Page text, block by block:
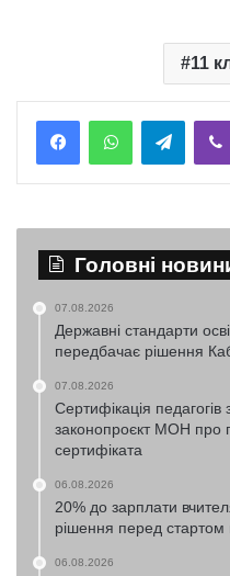
11
Головні
07.08.2026
Державні стандарти
передбачає рішення
07.08.2026
Сертифікація
законопроєкт МОН про
сертифіката
06.08.2026
20% до зарплати
рішення перед стартом
06.08.2026